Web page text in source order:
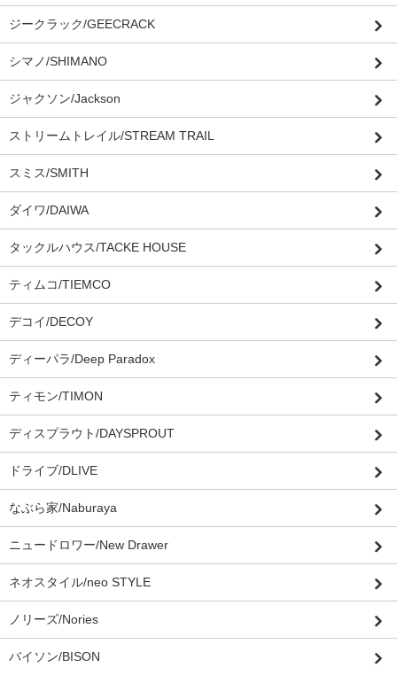
ジークラック/GEECRACK
シマノ/SHIMANO
ジャクソン/Jackson
ストリームトレイル/STREAM TRAIL
スミス/SMITH
ダイワ/DAIWA
タックルハウス/TACKE HOUSE
ティムコ/TIEMCO
デコイ/DECOY
ディーパラ/Deep Paradox
ティモン/TIMON
ディスプラウト/DAYSPROUT
ドライブ/DLIVE
なぶら家/Naburaya
ニュードロワー/New Drawer
ネオスタイル/neo STYLE
ノリーズ/Nories
バイソン/BISON